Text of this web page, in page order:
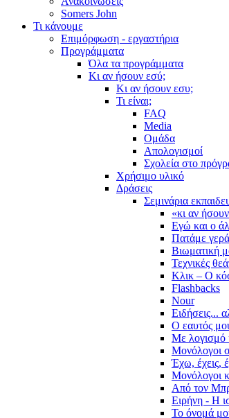
Somers John
Τι κάνουμε
Επιμόρφωση - εργαστήρια
Προγράμματα
Όλα τα προγράμματα
Κι αν ήσουν εσύ;
Κι αν ήσουν εσυ;
Τι είναι;
FAQ
Media
Ομάδα
Απολογισμοί
Σχολεία στο
Χρήσιμο υλικό
Δράσεις
Σεμινάρια
«κι αν
Εγώ και ο
Πατάμε
Βιωματική
Τεχνικές
Κλικ – Ο
Flashbacks
Nour
Ειδήσεις...
Ο εαυτός
Με λογισμό
Μονόλογοι
Έχω, έχεις,
Μονόλογοι
Από τον
Ειρήνη - Η
Το όνομά